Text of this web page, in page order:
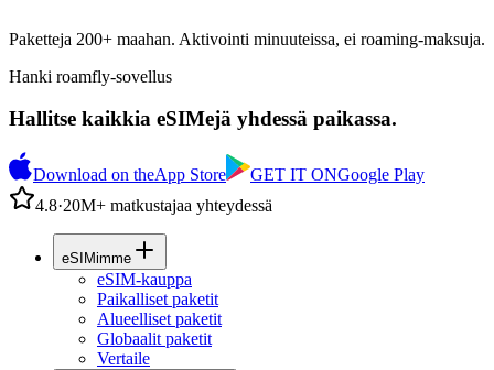
Paketteja 200+ maahan. Aktivointi minuuteissa, ei roaming-maksuja.
Hanki roamfly-sovellus
Hallitse kaikkia eSIMejä yhdessä paikassa.
Download on theApp Store GET IT ONGoogle Play
4.8·20M+ matkustajaa yhteydessä
eSIMimme
eSIM-kauppa
Paikalliset paketit
Alueelliset paketit
Globaalit paketit
Vertaile